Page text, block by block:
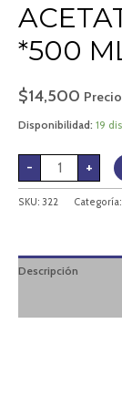
*500
$14,500
Disponibilidad: 19
- +
SKU: 322 Categoría:
Descripción